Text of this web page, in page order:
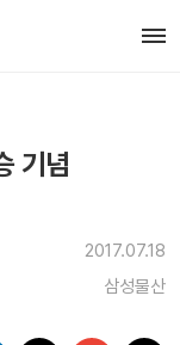
기념
2017.07.18
삼성물산